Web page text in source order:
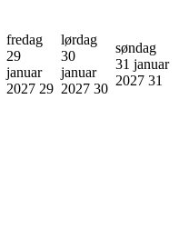
fredag
29
januar
2027 29
lørdag
30
januar
2027 30
søndag
31 januar
2027 31